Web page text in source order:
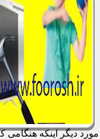
مورد دیگر اینکه